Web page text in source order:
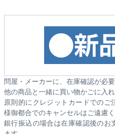
問屋・メーカーに、在庫確認が必
他の商品と一緒に買い物かごに入れ
原則的にクレジットカードでの
様御都合でのキャンセルはご遠慮く
銀行振込の場合は在庫確認後のお